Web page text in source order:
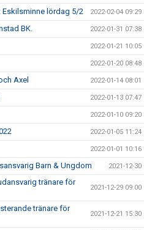
lördag 5/2 2022-02-04 09:29
BK. 2022-01-31 07:38
2022-01-21 10:05
2022-01-20 08:48
Axel 2022-01-14 08:01
2022-01-13 07:47
2022-01-10 09:20
2022-01-05 11:24
2022-01-01 10:16
Barn & Ungdom 2021-12-30
tränare för
2021-12-29 09:00
tränare för
2021-12-21 15:30